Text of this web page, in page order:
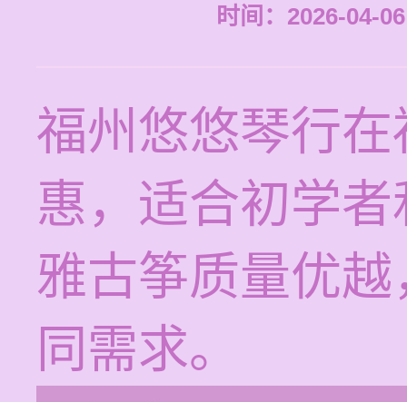
时间：2026-04-
福州悠悠琴行
惠，适合初学
雅古筝质量优
同需求。